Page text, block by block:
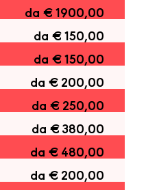
da € 1900,00
da € 150,00
da € 150,00
da € 200,00
da € 250,00
da € 380,00
da € 480,00
da € 200,00